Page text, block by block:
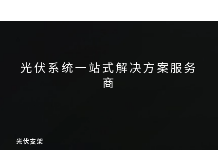
光伏系统一站式解决方案服务
商
光伏支架